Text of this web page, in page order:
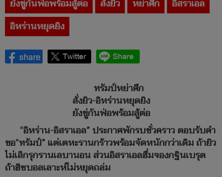
ยังขู่กันฟ่อพร้อมสู้ต่อ
สั่งยิว หย่าศึก
อิสราเอล
อิหร่านหยุดยิง
ทรัมป์หย่าศึก
สั่งยิว-อิหร่านหยุดยิง
ยังขู่กันฟ่อพร้อมสู้ต่อ
“อิหร่าน-อิสราเอล” ประกาศพักรบชั่วคราว ตอบรับคำ
ขอ“ทรัมป์” แต่เตหะรานกร้าวพร้อมจัดหนักกว่าเดิม ถ้ายิว
ไม่เลิกรุกรานเลบานอน ส่วนอิสราเอลฮึ่มจองกฐินเบรุต
ถ้าฮิซบอลเลาะห์ไม่หยุดถล่ม